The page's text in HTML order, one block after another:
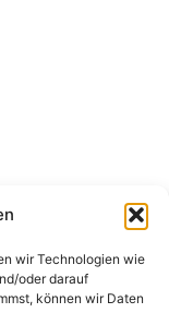
wir Technologien wie
oder darauf
können wir Daten
(DE) und